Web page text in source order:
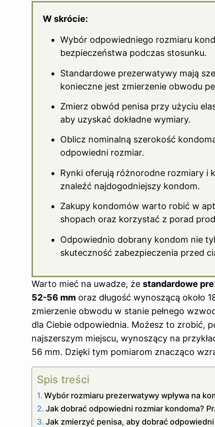
W skrócie:
Wybór odpowiedniego rozmiaru
bezpieczeństwa podczas stosunku.
Standardowe prezerwatywy mają
konieczne jest zmierzenie obwodu
Zmierz obwód penisa przy użyciu
aby uzyskać dokładne wymiary.
Oblicz nominalną szerokość
odpowiedni rozmiar.
Rynki oferują różnorodne rozmiary i
znaleźć najdogodniejszy kondom.
Zakupy kondomów warto robić w
shopach oraz korzystać z porad
Odpowiednio dobrany kondom nie
skuteczność zabezpieczenia przed
Warto mieć na uwadze, że standardowe
52-56 mm oraz długość wynoszącą około
zmierzenie obwodu w stanie pełnego
dla Ciebie odpowiednia. Możesz to zrobić,
najszerszym miejscu, wynoszący na
56 mm. Dzięki tym pomiarom znacząco
Spis treści
Wybór rozmiaru prezerwatywy wpływa na
Jak dobrać odpowiedni rozmiar kondoma?
Jak zmierzyć penisa, aby dobrać